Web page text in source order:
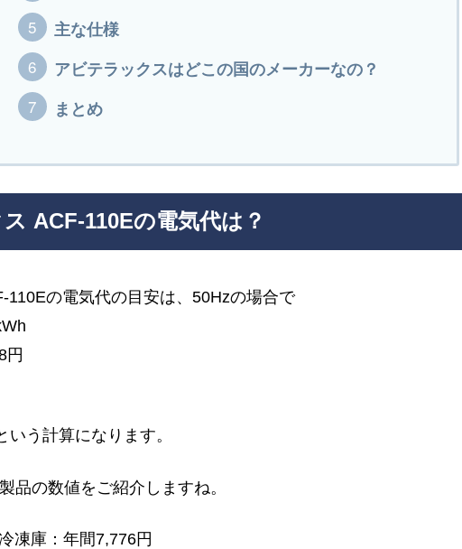
主な仕様
アビテラックスはどこの国のメーカーなの？
まとめ
ACF-110Eの電気代は？
110Eの電気代の目安は、50Hzの場合で
円
いう計算になります。
品の数値をご紹介しますね。
凍庫：年間7,776円